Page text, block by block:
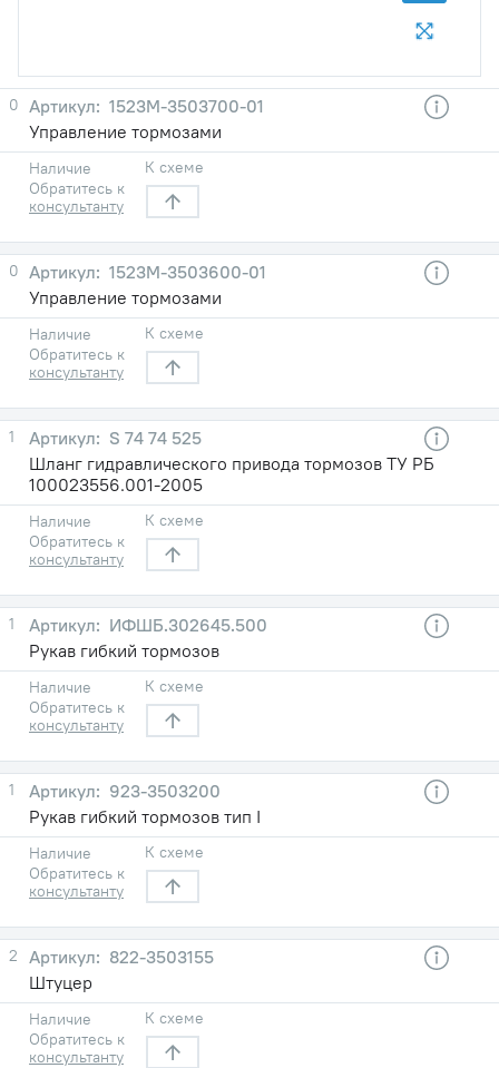
0
1523М-3503700-01
Управление тормозами
Наличие
Обратитесь к
консультанту
К схеме
0
1523М-3503600-01
Управление тормозами
Наличие
Обратитесь к
консультанту
К схеме
1
S 74 74 525
Шланг гидравлического привода тормозов ТУ РБ
100023556.001-2005
Наличие
Обратитесь к
консультанту
К схеме
1
ИФШБ.302645.500
Рукав гибкий тормозов
Наличие
Обратитесь к
консультанту
К схеме
1
923-3503200
Рукав гибкий тормозов тип I
Наличие
Обратитесь к
консультанту
К схеме
2
822-3503155
Штуцер
Наличие
Обратитесь к
консультанту
К схеме